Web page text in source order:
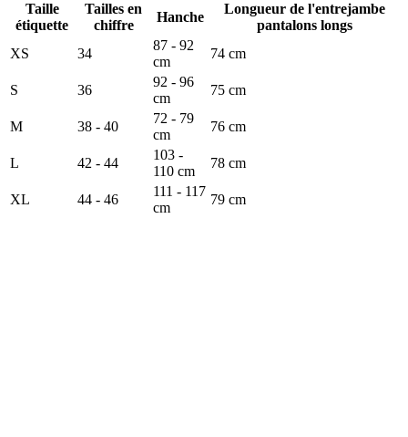
Taille
étiquette
Tailles en
chiffre
Hanche
Longueur de l'entrejambe
pantalons longs
XS
34
87 - 92
cm
74 cm
S 36
92 - 96
cm
75 cm
M 38 - 40
72 - 79
cm
76 cm
L 42 - 44
103 -
110 cm
78 cm
XL 44 - 46
111 - 117
cm
79 cm